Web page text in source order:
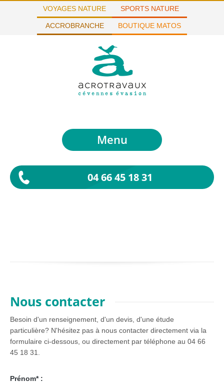
VOYAGES NATURE SPORTS NATURE
ACCROBRANCHE BOUTIQUE MATOS
Menu
04 66 45 18 31
Nous contacter
Besoin d'un renseignement, d'un devis, d'une étude
particulière? N'hésitez pas à nous contacter directement via la
formulaire ci-dessous, ou directement par téléphone au 04 66
45 18 31.
Prénom* :